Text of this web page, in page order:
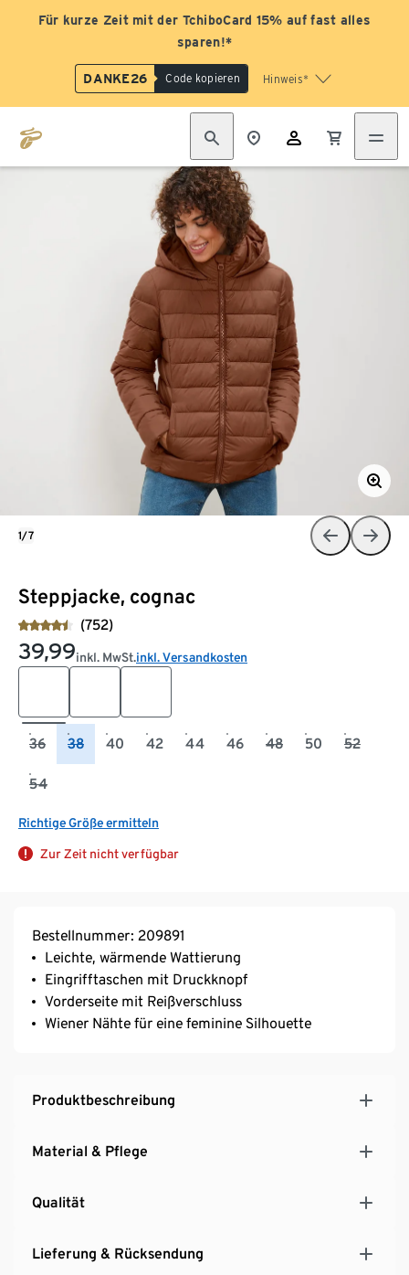
Für kurze Zeit mit der TchiboCard 15% auf fast alles
sparen!*
DANKE26 Code kopieren Hinweis*
Steppjacke, cognac
(752)
39,99inkl. MwSt.inkl. Versandkosten
36 38 40 42 44 46 48 50 52
54
Richtige Größe ermitteln
Zur Zeit nicht verfügbar
1/7
Bestellnummer: 209891
Leichte, wärmende Wattierung
Eingrifftaschen mit Druckknopf
Vorderseite mit Reißverschluss
Wiener Nähte für eine feminine Silhouette
Produktbeschreibung
Material & Pflege
Qualität
Lieferung & Rücksendung